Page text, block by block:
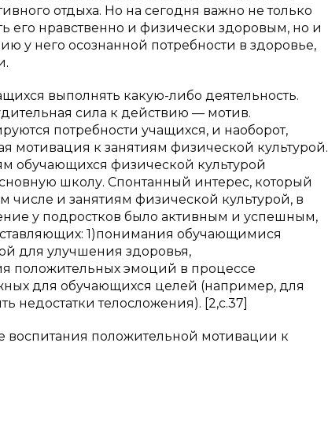
отдыха. Но на сегодня важно не только
его нравственно и физически здоровым, но и
у него осознанной потребности в здоровье,
выполнять какую-либо деятельность.
сила к действию — мотив.
потребности учащихся, и наоборот,
мотивация к занятиям физической культурой.
обучающихся физической культурой
школу. Спонтанный интерес, который
и занятиям физической культурой, в
у подростков было активным и успешным,
1)понимания обучающимися
для улучшения здоровья,
положительных эмоций в процессе
для обучающихся целей (например, для
телосложения). [2,с.37]
воспитания положительной мотивации к